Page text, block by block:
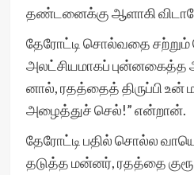
தண்டனைக்கு ஆளாகி
தேரோட்டி சொல்வதை சற்றும்
அலட்சியமாகப் புன்னகைத்த
னால், ரதத்தைத் திருப்பி
அழைத்துச் செல்!” என்றான்.
தேரோட்டி பதில் சொல்ல
தடுத்த மன்னர், ரதத்தை